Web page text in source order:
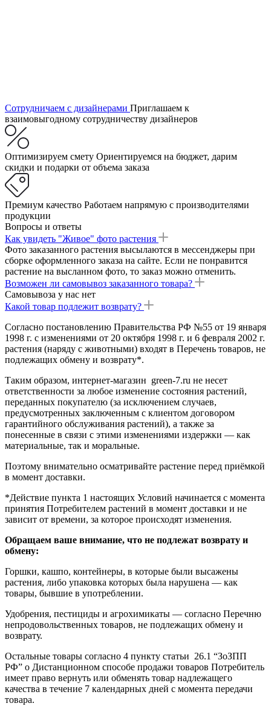
Сотрудничаем с дизайнерами Приглашаем к
взаимовыгодному сотрудничеству дизайнеров
Оптимизируем смету Ориентируемся на бюджет, дарим
скидки и подарки от объема заказа
Премиум качество Работаем напрямую с производителями
продукции
Вопросы и ответы
Как увидеть "Живое" фото растения
Фото заказанного растения высылаются в мессенджеры при
сборке оформленного заказа на сайте. Если не понравится
растение на высланном фото, то заказ можно отменить.
Возможен ли самовывоз заказанного товара?
Самовывоза у нас нет
Какой товар подлежит возврату?
Согласно постановлению Правительства РФ №55 от 19 января
1998 г. с изменениями от 20 октября 1998 г. и 6 февраля 2002 г.
растения (наряду с животными) входят в Перечень товаров, не
подлежащих обмену и возврату*.
Таким образом, интернет-магазин green-7.ru не несет
ответственности за любое изменение состояния растений,
переданных покупателю (за исключением случаев,
предусмотренных заключенным с клиентом договором
гарантийного обслуживания растений), а также за
понесенные в связи с этими изменениями издержки — как
материальные, так и моральные.
Поэтому внимательно осматривайте растение перед приёмкой
в момент доставки.
*Действие пункта 1 настоящих Условий начинается с момента
принятия Потребителем растений в момент доставки и не
зависит от времени, за которое происходят изменения.
Обращаем ваше внимание, что не подлежат возврату и
обмену:
Горшки, кашпо, контейнеры, в которые были высажены
растения, либо упаковка которых была нарушена — как
товары, бывшие в употреблении.
Удобрения, пестициды и агрохимикаты — согласно Перечню
непродовольственных товаров, не подлежащих обмену и
возврату.
Остальные товары согласно 4 пункту статьи 26.1 “ЗоЗПП
РФ” о Дистанционном способе продажи товаров Потребитель
имеет право вернуть или обменять товар надлежащего
качества в течение 7 календарных дней с момента передачи
товара.